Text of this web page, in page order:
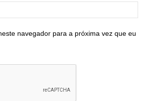
navegador para a próxima vez que eu